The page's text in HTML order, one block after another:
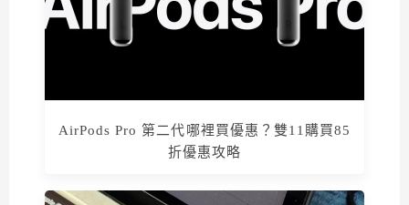
AirPods Pro 第二代哪裡買優惠？雙11購買85
折優惠攻略